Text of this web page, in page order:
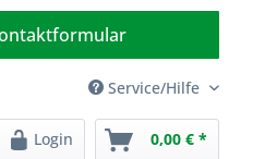
für Sie da! Service/Hilfe
Login 0,00 € *